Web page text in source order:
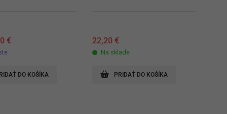
€
DO KOŠÍKA
22,20 €
Na sklade
PRIDAŤ DO KOŠÍKA